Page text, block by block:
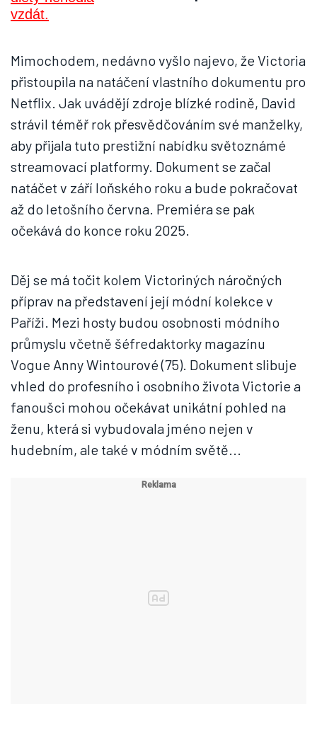
Mimochodem, nedávno vyšlo najevo, že Victoria
přistoupila na natáčení vlastního dokumentu pro
Netflix. Jak uvádějí zdroje blízké rodině, David
strávil téměř rok přesvědčováním své manželky,
aby přijala tuto prestižní nabídku světoznámé
streamovací platformy. Dokument se začal
natáčet v září loňského roku a bude pokračovat
až do letošního června. Premiéra se pak
očekává do konce roku 2025.
Děj se má točit kolem Victoriných náročných
příprav na představení její módní kolekce v
Paříži. Mezi hosty budou osobnosti módního
průmyslu včetně šéfredaktorky magazínu
Vogue Anny Wintourové (75). Dokument slibuje
vhled do profesního i osobního života Victorie a
fanoušci mohou očekávat unikátní pohled na
ženu, která si vybudovala jméno nejen v
hudebním, ale také v módním světě...